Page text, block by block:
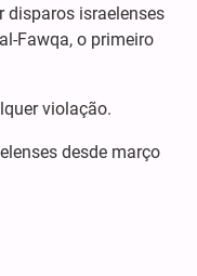
disparos israelenses
Fawqa, o primeiro
violação.
desde março